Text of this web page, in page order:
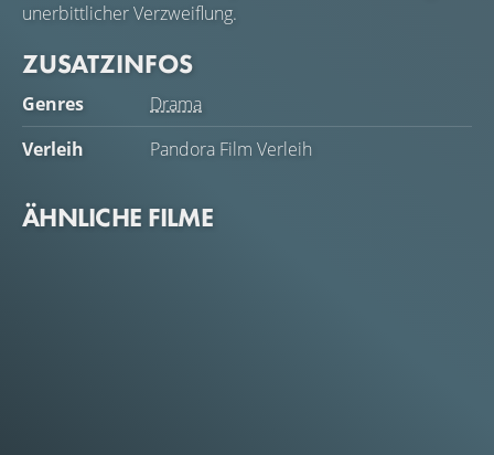
unerbittlicher Verzweiflung.
ZUSATZINFOS
Genres
Drama
Verleih
Pandora Film Verleih
ÄHNLICHE FILME